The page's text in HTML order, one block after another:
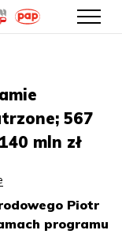
567
mln zł
Piotr
programu